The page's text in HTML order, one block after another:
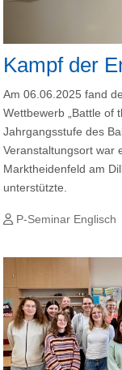
Kampf der
Am 06.06.2025 fand
Wettbewerb „Battle of
Jahrgangsstufe des
Veranstaltungsort war
Marktheidenfeld am
unterstützte.
P-Seminar Englisch